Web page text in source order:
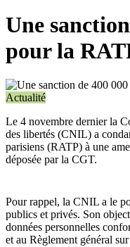
Une
pour la
Actualité
Le 4 novembre dernier la
des libertés (CNIL) a
parisiens (RATP) à une
déposée par la CGT.
Pour rappel, la CNIL a le
publics et privés. Son
données personnelles
et au Règlement général